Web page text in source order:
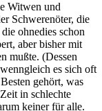
Witwen und
Schwerenöter, die
ohnedies schon
aber bisher mit
mußte. (Dessen
es sich oft
gehört, was
in schlechte
keiner für alle.